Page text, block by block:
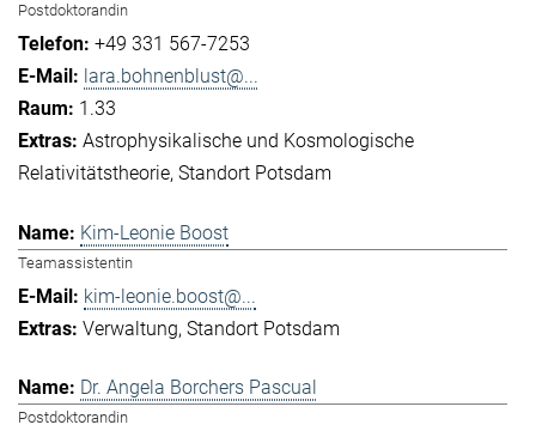
Postdoktorandin
+49 331 567-7253
lara.bohnenblust@...
1.33
Astrophysikalische und Kosmologische
Relativitätstheorie Standort Potsdam
Kim-Leonie Boost
Teamassistentin
kim-leonie.boost@...
Verwaltung Standort Potsdam
Dr. Angela Borchers Pascual
Postdoktorandin